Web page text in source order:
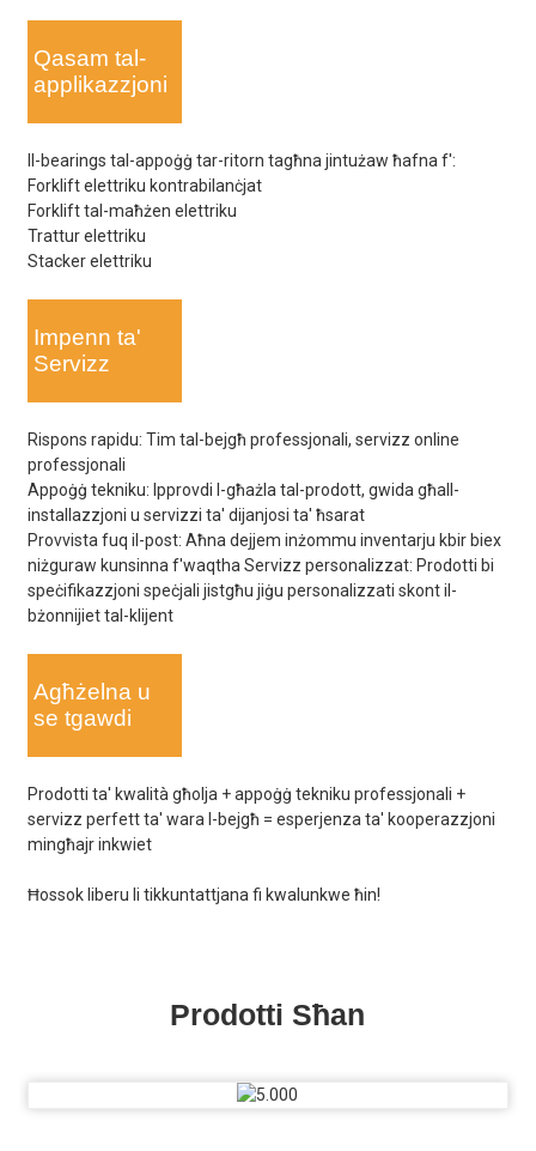
Qasam tal-
applikazzjoni
Il-bearings tal-appoġġ tar-ritorn tagħna jintużaw ħafna f':
Forklift elettriku kontrabilanċjat
Forklift tal-maħżen elettriku
Trattur elettriku
Stacker elettriku
Impenn ta'
Servizz
Rispons rapidu: Tim tal-bejgħ professjonali, servizz online
professjonali
Appoġġ tekniku: Ipprovdi l-għażla tal-prodott, gwida għall-
installazzjoni u servizzi ta' dijanjosi ta' ħsarat
Provvista fuq il-post: Aħna dejjem inżommu inventarju kbir biex
niżguraw kunsinna f'waqtha Servizz personalizzat: Prodotti bi
speċifikazzjoni speċjali jistgħu jiġu personalizzati skont il-
bżonnijiet tal-klijent
Agħżelna u
se tgawdi
Prodotti ta' kwalità għolja + appoġġ tekniku professjonali +
servizz perfett ta' wara l-bejgħ = esperjenza ta' kooperazzjoni
mingħajr inkwiet
Ħossok liberu li tikkuntattjana fi kwalunkwe ħin!
Prodotti Sħan